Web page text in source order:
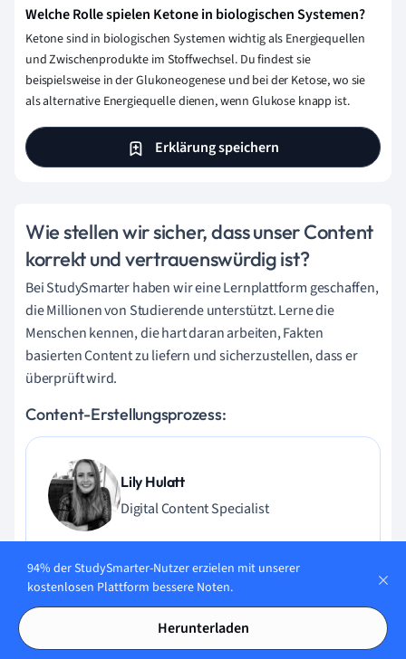
Welche Rolle spielen Ketone in biologischen Systemen?
Ketone sind in biologischen Systemen wichtig als Energiequellen
und Zwischenprodukte im Stoffwechsel. Du findest sie
beispielsweise in der Glukoneogenese und bei der Ketose, wo sie
als alternative Energiequelle dienen, wenn Glukose knapp ist.
Erklärung speichern
Wie stellen wir sicher, dass unser Content
korrekt und vertrauenswürdig ist?
Bei StudySmarter haben wir eine Lernplattform geschaffen,
die Millionen von Studierende unterstützt. Lerne die
Menschen kennen, die hart daran arbeiten, Fakten
basierten Content zu liefern und sicherzustellen, dass er
überprüft wird.
Content-Erstellungsprozess:
Lily Hulatt
Digital Content Specialist
Jahren Erfahrung in Content-Strategie und Curriculum-
Design. Sie hat 2022 ihren Doktortitel in Englischer Literatur
an der Durham University erhalten, dort auch im
Fachbereich Englische Studien unterrichtet und an
verschiedenen Veröffentlichungen mitgewirkt. Lily ist
94% der StudySmarter-Nutzer erzielen mit unserer
kostenlosen Plattform bessere Noten.
Herunterladen